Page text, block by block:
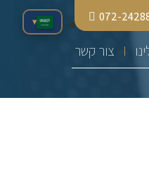
072-
צור קשר
▾